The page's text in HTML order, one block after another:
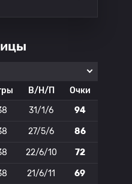
В/Н/П
Очки
31/1/6 94
27/5/6 86
22/6/10 72
21/6/11 69